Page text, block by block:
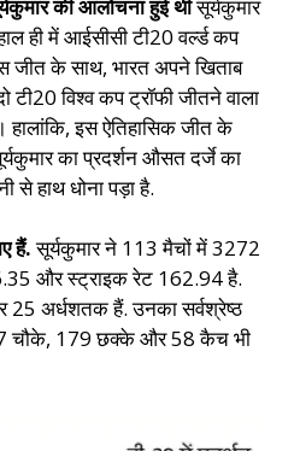
की आलोचना हुई थीसूर्यकुमार
ही में आईसीसी टी20 वर्ल्ड कप
जीत के साथ, भारत अपने खिताब
टी20 विश्व कप ट्रॉफी जीतने वाला
हालांकि, इस ऐतिहासिक जीत के
का प्रदर्शन औसत दर्जे का
से हाथ धोना पड़ा है.
हैं.सूर्यकुमार ने 113 मैचों में 3272
और स्ट्राइक रेट 162.94 है.
अर्धशतक हैं. उनका सर्वश्रेष्ठ
चौके, 179 छक्के और 58 कैच भी